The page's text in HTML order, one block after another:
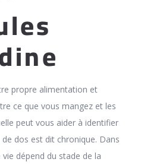
propre alimentation et
ce que vous mangez et les
peut vous aider à identifier
dos est dit chronique. Dans
vie dépend du stade de la